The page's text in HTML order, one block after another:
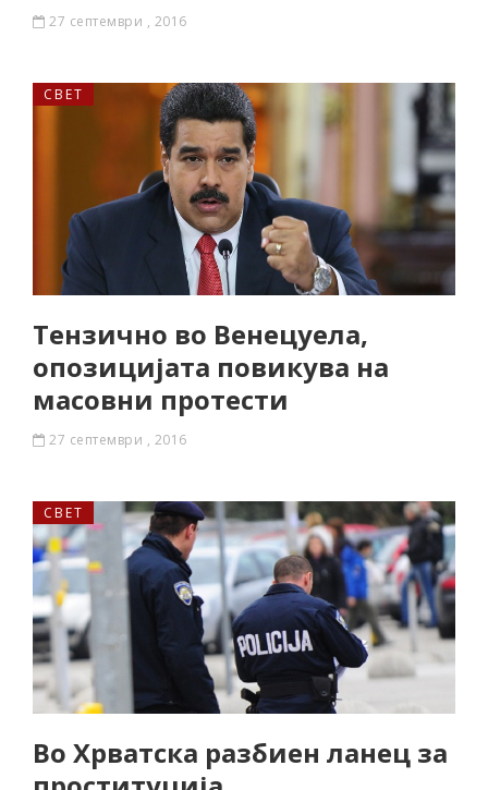
27 септември , 2016
СВЕТ
Тензично во Венецуела,
опозицијата повикува на
масовни протести
27 септември , 2016
СВЕТ
Во Хрватска разбиен ланец за